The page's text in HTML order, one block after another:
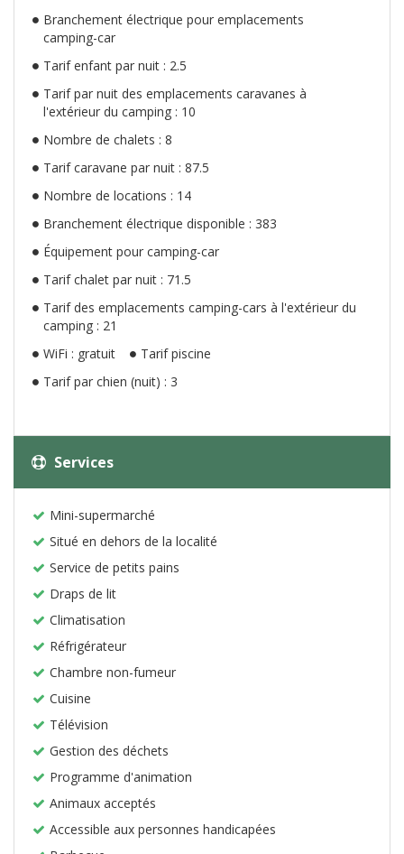
Branchement électrique pour emplacements
camping-car
Tarif enfant par nuit : 2.5
Tarif par nuit des emplacements caravanes à
l'extérieur du camping : 10
Nombre de chalets : 8
Tarif caravane par nuit : 87.5
Nombre de locations : 14
Branchement électrique disponible : 383
Équipement pour camping-car
Tarif chalet par nuit : 71.5
Tarif des emplacements camping-cars à l'extérieur du
camping : 21
WiFi : gratuit
Tarif piscine
Tarif par chien (nuit) : 3
Services
Mini-supermarché
Situé en dehors de la localité
Service de petits pains
Draps de lit
Climatisation
Réfrigérateur
Chambre non-fumeur
Cuisine
Télévision
Gestion des déchets
Programme d'animation
Animaux acceptés
Accessible aux personnes handicapées